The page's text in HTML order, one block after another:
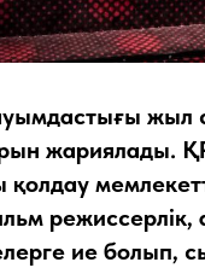
жариялады.
қолдау
режиссерлік,
ие болып,